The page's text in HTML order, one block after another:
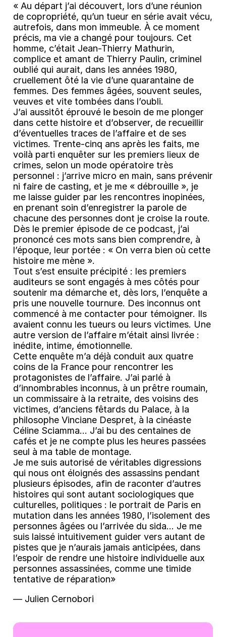
« Au départ j’ai découvert, lors d’une réunion
de copropriété, qu’un tueur en série avait vécu,
autrefois, dans mon immeuble. À ce moment
précis, ma vie a changé pour toujours. Cet
homme, c’était Jean-Thierry Mathurin,
complice et amant de Thierry Paulin, criminel
oublié qui aurait, dans les années 1980,
cruellement ôté la vie d’une quarantaine de
femmes. Des femmes âgées, souvent seules,
veuves et vite tombées dans l’oubli.
J’ai aussitôt éprouvé le besoin de me plonger
dans cette histoire et d’observer, de recueillir
d’éventuelles traces de l’affaire et de ses
victimes. Trente-cinq ans après les faits, me
voilà parti enquêter sur les premiers lieux de
crimes, selon un mode opératoire très
personnel : j’arrive micro en main, sans prévenir
ni faire de casting, et je me « débrouille », je
me laisse guider par les rencontres inopinées,
en prenant soin d’enregistrer la parole de
chacune des personnes dont je croise la route.
Dès le premier épisode de ce podcast, j’ai
prononcé ces mots sans bien comprendre, à
l’époque, leur portée : « On verra bien où cette
histoire me mène ».
Tout s’est ensuite précipité : les premiers
auditeurs se sont engagés à mes côtés pour
soutenir ma démarche et, dès lors, l’enquête a
pris une nouvelle tournure. Des inconnus ont
commencé à me contacter pour témoigner. Ils
avaient connu les tueurs ou leurs victimes. Une
autre version de l’affaire m’était ainsi livrée :
inédite, intime, émotionnelle.
Cette enquête m’a déjà conduit aux quatre
coins de la France pour rencontrer les
protagonistes de l’affaire. J’ai parlé à
d’innombrables inconnus, à un prêtre roumain,
un commissaire à la retraite, des voisins des
victimes, d’anciens fêtards du Palace, à la
philosophe Vinciane Despret, à la cinéaste
Céline Sciamma… J’ai bu des centaines de
cafés et je ne compte plus les heures passées
seul à ma table de montage.
Je me suis autorisé de véritables digressions
qui nous ont éloignés des assassins pendant
plusieurs épisodes, afin de raconter d’autres
histoires qui sont autant sociologiques que
culturelles, politiques : le portrait de Paris en
mutation dans les années 1980, l’isolement des
personnes âgées ou l’arrivée du sida… Je me
suis laissé intuitivement guider vers autant de
pistes que je n’aurais jamais anticipées, dans
l’espoir de rendre une histoire individuelle aux
personnes assassinées, comme une timide
tentative de réparation»
― Julien Cernobori